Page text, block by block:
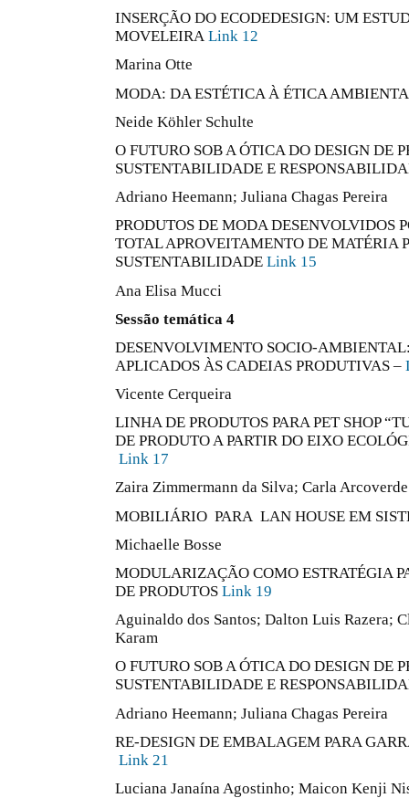
INSERÇÃO DO ECODEDESIGN: UM
MOVELEIRA Link 12
Marina Otte
MODA: DA ESTÉTICA À ÉTICA
Neide Köhler Schulte
O FUTURO SOB A ÓTICA DO DESIGN DE
SUSTENTABILIDADE E
Adriano Heemann; Juliana Chagas Pereira
PRODUTOS DE MODA DESENVOLVIDOS
TOTAL APROVEITAMENTO DE MATÉRIA
SUSTENTABILIDADE Link 15
Ana Elisa Mucci
Sessão temática 4
DESENVOLVIMENTO SOCIO-
APLICADOS ÀS CADEIAS PRODUTIVAS –
Vicente Cerqueira
LINHA DE PRODUTOS PARA PET SHOP
DE PRODUTO A PARTIR DO EIXO
Link 17
Zaira Zimmermann da Silva; Carla
MOBILIÁRIO PARA LAN HOUSE EM
Michaelle Bosse
MODULARIZAÇÃO COMO ESTRATÉGIA
DE PRODUTOS Link 19
Aguinaldo dos Santos; Dalton Luis Razera;
Karam
O FUTURO SOB A ÓTICA DO DESIGN DE
SUSTENTABILIDADE E
Adriano Heemann; Juliana Chagas Pereira
RE-DESIGN DE EMBALAGEM PARA
Link 21
Luciana Janaína Agostinho; Maicon Kenji